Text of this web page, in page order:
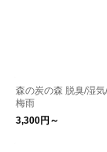
森の炭の森 脱臭/湿気/
梅雨
3,300円～